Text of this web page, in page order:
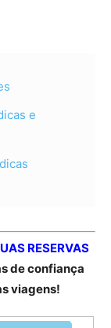
e
RESERVAS
de confiança
viagens!